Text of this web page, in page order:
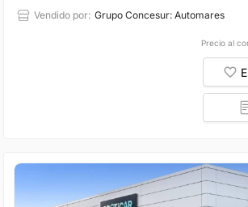
Vendido por: Grupo Concesur: Automares
Precio al